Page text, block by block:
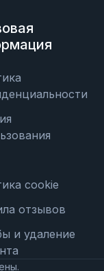
cookie
отзывов
и удаление